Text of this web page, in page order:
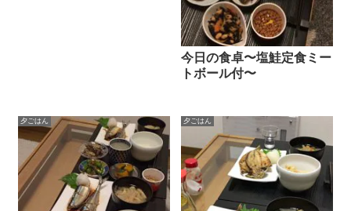
今日の食卓〜塩鮭定食ミー
トボール付〜
夕ごはん 夕ごはん